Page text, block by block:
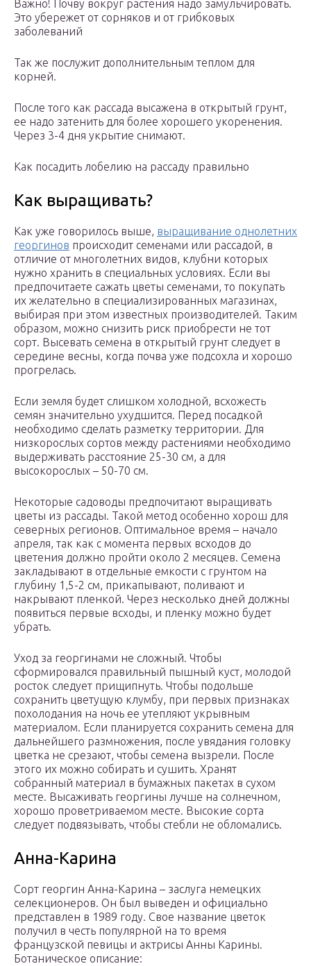
Важно! Почву вокруг растения надо замульчировать.
Это убережет от сорняков и от грибковых
заболеваний
Так же послужит дополнительным теплом для
корней.
После того как рассада высажена в открытый грунт,
ее надо затенить для более хорошего укоренения.
Через 3-4 дня укрытие снимают.
Как посадить лобелию на рассаду правильно
Как выращивать?
Как уже говорилось выше, выращивание однолетних
георгинов происходит семенами или рассадой, в
отличие от многолетних видов, клубни которых
нужно хранить в специальных условиях. Если вы
предпочитаете сажать цветы семенами, то покупать
их желательно в специализированных магазинах,
выбирая при этом известных производителей. Таким
образом, можно снизить риск приобрести не тот
сорт. Высевать семена в открытый грунт следует в
середине весны, когда почва уже подсохла и хорошо
прогрелась.
Если земля будет слишком холодной, всхожесть
семян значительно ухудшится. Перед посадкой
необходимо сделать разметку территории. Для
низкорослых сортов между растениями необходимо
выдерживать расстояние 25-30 см, а для
высокорослых – 50-70 см.
Некоторые садоводы предпочитают выращивать
цветы из рассады. Такой метод особенно хорош для
северных регионов. Оптимальное время – начало
апреля, так как с момента первых всходов до
цветения должно пройти около 2 месяцев. Семена
закладывают в отдельные емкости с грунтом на
глубину 1,5-2 см, прикапывают, поливают и
накрывают пленкой. Через несколько дней должны
появиться первые всходы, и пленку можно будет
убрать.
Уход за георгинами не сложный. Чтобы
сформировался правильный пышный куст, молодой
росток следует прищипнуть. Чтобы подольше
сохранить цветущую клумбу, при первых признаках
похолодания на ночь ее утепляют укрывным
материалом. Если планируется сохранить семена для
дальнейшего размножения, после увядания головку
цветка не срезают, чтобы семена вызрели. После
этого их можно собирать и сушить. Хранят
собранный материал в бумажных пакетах в сухом
месте. Высаживать георгины лучше на солнечном,
хорошо проветриваемом месте. Высокие сорта
следует подвязывать, чтобы стебли не обломались.
Анна-Карина
Сорт георгин Анна-Карина – заслуга немецких
селекционеров. Он был выведен и официально
представлен в 1989 году. Свое название цветок
получил в честь популярной на то время
французской певицы и актрисы Анны Карины.
Ботаническое описание: